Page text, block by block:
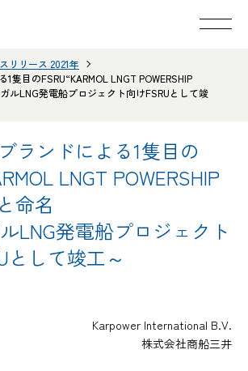
リリース 2021年
1隻目のFSRU“KARMOL LNGT POWERSHIP
ルLNG発電船プロジェクト向けFSRUとして竣
ランドによる1隻目の
LNGT POWERSHIP
命名
LNG発電船プロジェクト
として竣工～
Karpower International B.V.
株式会社商船三井